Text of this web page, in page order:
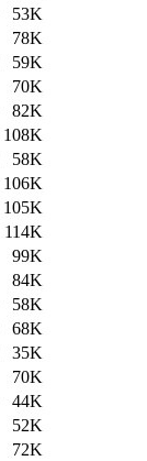
53K
78K
59K
70K
82K
108K
58K
106K
105K
114K
99K
84K
58K
68K
35K
70K
44K
52K
72K